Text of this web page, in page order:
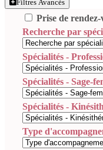
Filtres Avancés
Prise de
Recherche par
Spécialités -
Spécialités - Sage-
Spécialités -
Type